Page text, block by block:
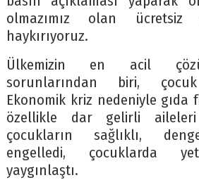
olmazımız olan ücretsiz
haykırıyoruz.
Ülkemizin en acil
sorunlarından biri,
Ekonomik kriz nedeniyle gıda
özellikle dar gelirli
çocukların sağlıklı,
engelledi, çocuklarda
yaygınlaştı.